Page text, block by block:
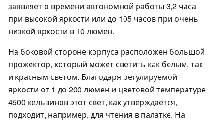
заявляет о времени автономной работы 3,2 часа
при высокой яркости или до 105 часов при очень
низкой яркости в 10 люмен.
На боковой стороне корпуса расположен большой
прожектор, который может светить как белым, так
и красным светом. Благодаря регулируемой
яркости от 1 до 200 люмен и цветовой температуре
4500 кельвинов этот свет, как утверждается,
подходит, например, для чтения в палатке. На